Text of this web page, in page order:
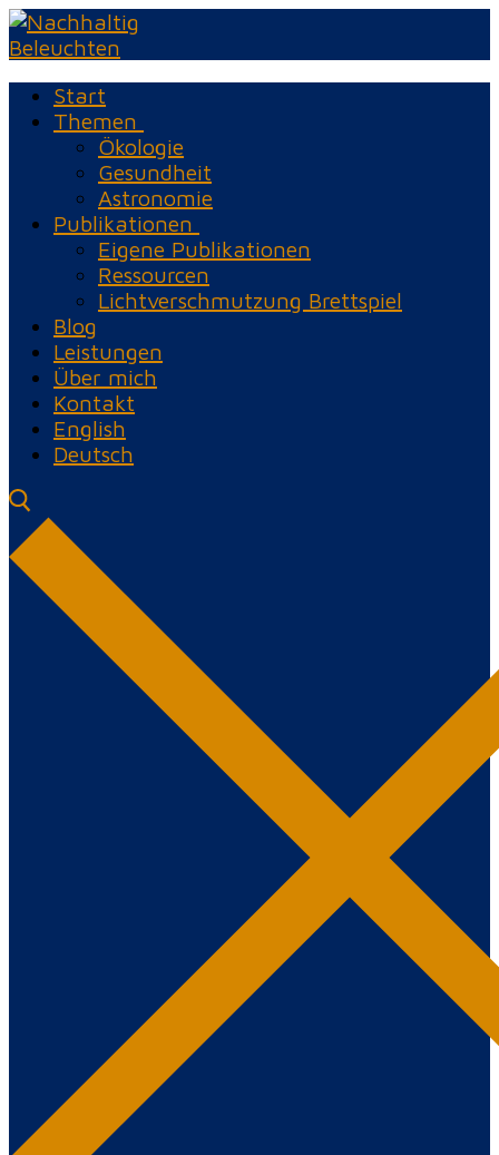
Zum
Inhalt
Menü
Schließen
Start
Themen
Ökologie
Gesundheit
Astronomie
Publikationen
Eigene Publikationen
Ressourcen
Lichtverschmutzung Brettspiel
Blog
Leistungen
Über mich
Kontakt
English
Deutsch